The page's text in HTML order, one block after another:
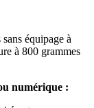
équipage à
à 800 grammes
numérique :